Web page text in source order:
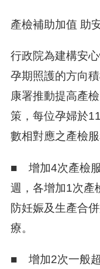
產檢補助加值 助
行政院為建構安
孕期照護的方向
康署推動提高產
策，每位孕婦於
數相對應之產檢
■ 增加4次產檢
週，各增加1次產
防妊娠及生產合
療。
■ 增加2次一般